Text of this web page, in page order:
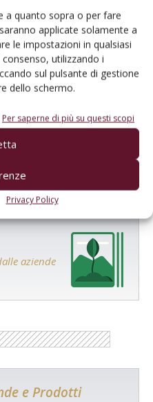
a quanto sopra o per fare
applicate solamente a
le impostazioni in qualsiasi
utilizzando i
sul pulsante di gestione
dello schermo.
Per saperne di più su questi scopi
Privacy Policy
dell’Italia
aziende
e Prodotti